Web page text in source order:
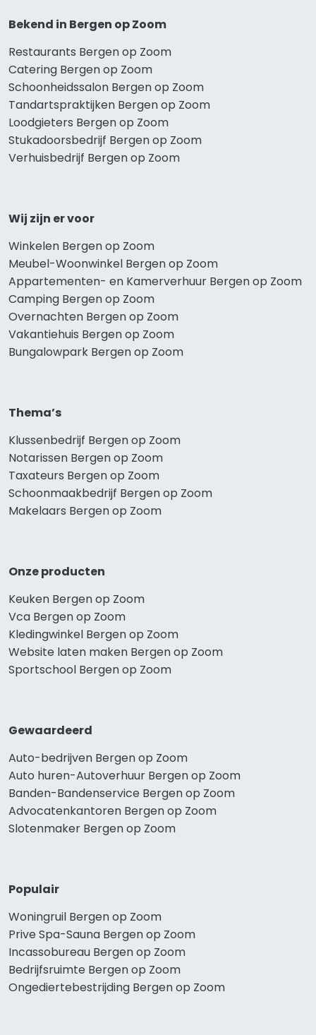
Bekend in Bergen op Zoom
Restaurants Bergen op Zoom
Catering Bergen op Zoom
Schoonheidssalon Bergen op Zoom
Tandartspraktijken Bergen op Zoom
Loodgieters Bergen op Zoom
Stukadoorsbedrijf Bergen op Zoom
Verhuisbedrijf Bergen op Zoom
Wij zijn er voor
Winkelen Bergen op Zoom
Meubel-Woonwinkel Bergen op Zoom
Appartementen- en Kamerverhuur Bergen op Zoom
Camping Bergen op Zoom
Overnachten Bergen op Zoom
Vakantiehuis Bergen op Zoom
Bungalowpark Bergen op Zoom
Thema’s
Klussenbedrijf Bergen op Zoom
Notarissen Bergen op Zoom
Taxateurs Bergen op Zoom
Schoonmaakbedrijf Bergen op Zoom
Makelaars Bergen op Zoom
Onze producten
Keuken Bergen op Zoom
Vca Bergen op Zoom
Kledingwinkel Bergen op Zoom
Website laten maken Bergen op Zoom
Sportschool Bergen op Zoom
Gewaardeerd
Auto-bedrijven Bergen op Zoom
Auto huren-Autoverhuur Bergen op Zoom
Banden-Bandenservice Bergen op Zoom
Advocatenkantoren Bergen op Zoom
Slotenmaker Bergen op Zoom
Populair
Woningruil Bergen op Zoom
Prive Spa-Sauna Bergen op Zoom
Incassobureau Bergen op Zoom
Bedrijfsruimte Bergen op Zoom
Ongediertebestrijding Bergen op Zoom